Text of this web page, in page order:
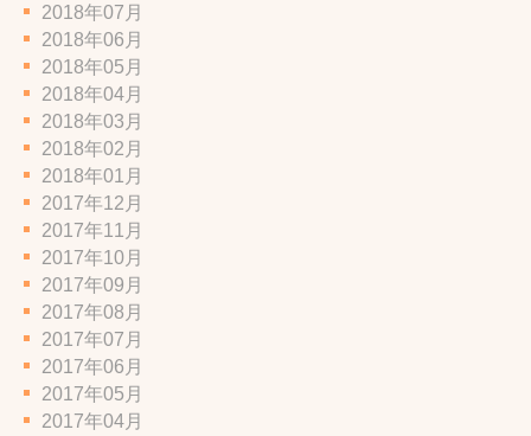
2018年07月
2018年06月
2018年05月
2018年04月
2018年03月
2018年02月
2018年01月
2017年12月
2017年11月
2017年10月
2017年09月
2017年08月
2017年07月
2017年06月
2017年05月
2017年04月